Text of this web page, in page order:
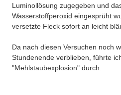
Luminollösung zugegeben und
Wasserstoffperoxid eingesprüht
versetzte Fleck sofort an leicht
Da nach diesen Versuchen noch
Stundenende verblieben, führte
"Mehlstaubexplosion" durch.